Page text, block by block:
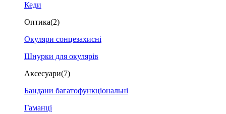
Кеди
Оптика(2)
Окуляри сонцезахисні
Шнурки для окулярів
Аксесуари(7)
Бандани багатофункціональні
Гаманці